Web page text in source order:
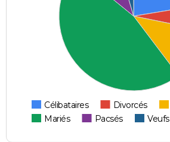
Célibataires Divorcés
Mariés
Pacsés Veufs